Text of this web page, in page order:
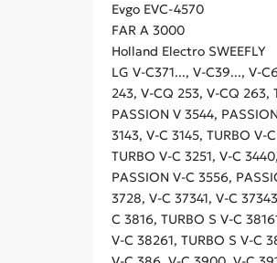
Evgo EVC-4570
FAR A 3000
Holland Electro SWEEFLY
LG V-C371..., V-C39..., V-
243, V-CQ 253, V-CQ 263,
PASSION V 3544,
3143, V-C 3145, TURBO V-
TURBO V-C 3251, V-C
PASSION V-C 3556,
3728, V-C 37341, V-C
C 3816, TURBO S V-C
V-C 38261, TURBO S V-C